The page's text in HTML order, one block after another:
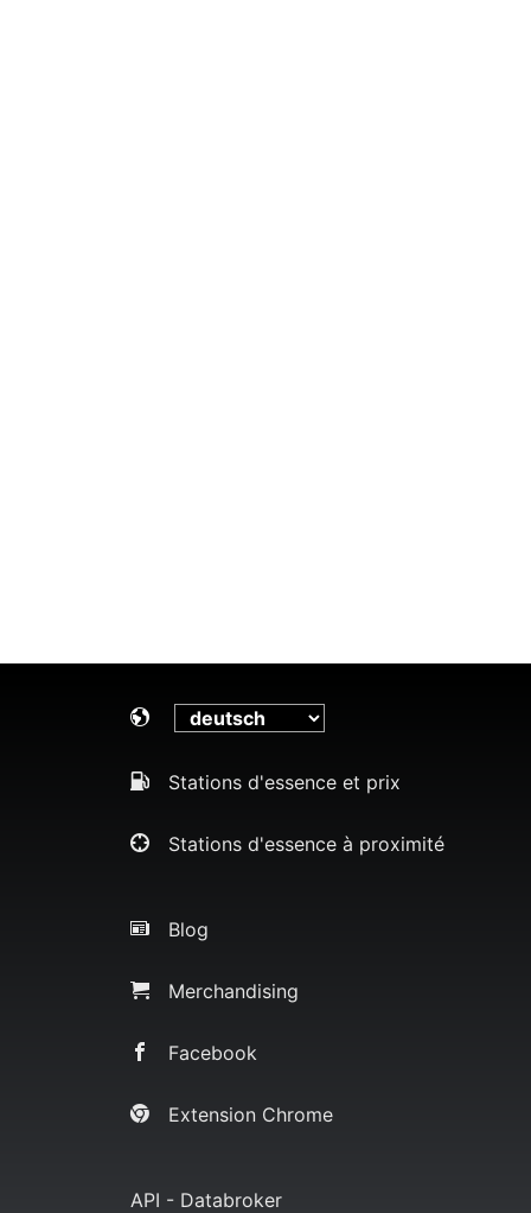
Stations d'essence et prix
Stations d'essence à proximité
Blog
Merchandising
Facebook
Extension Chrome
API - Databroker